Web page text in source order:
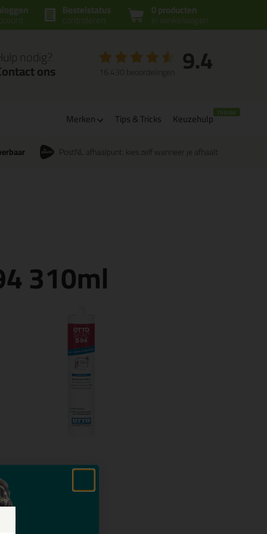
0 producten
in winkelwagen
Bestelstatus
controleren
nodig?
ons 9.4
16.430 beoordelingen
Merken Tips & Tricks Keuzehulp
PostNL afhaalpunt: kies zelf wanneer je afhaalt
310ml